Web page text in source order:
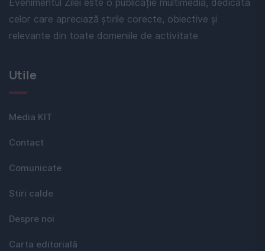
Evenimentul Zilei este o publicație multimedia, dedicată
celor care apreciază știrile corecte, obiective și
relevante din toate domeniile de activitate
Utile
Media KIT
Contact
Comunicate
Stiri calde
Despre noi
Carta editorială